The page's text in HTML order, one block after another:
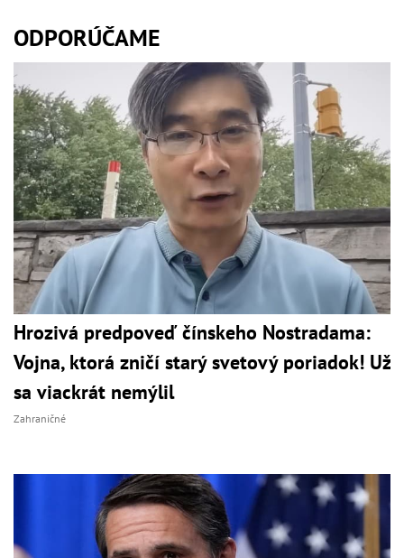
ODPORÚČAME
Hrozivá predpoveď čínskeho Nostradama:
Vojna, ktorá zničí starý svetový poriadok! Už
sa viackrát nemýlil
Zahraničné